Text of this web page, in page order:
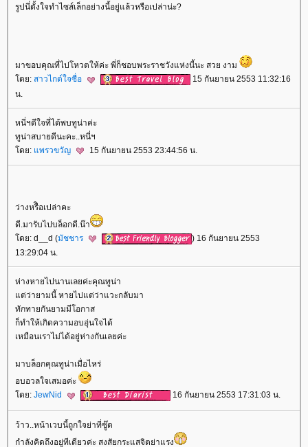
รูปนี่ตั้งใจทำไซส์เล็กอย่างนี้อยู่แล้วหรือเปล่าน่ะ?
มาขอบคุณที่ไปโหวตให้ค่ะ พี่ก็ชอบพระราชวังแห่งนี้นะ สวย งาม
ดย: สาวไกด์ใจซื่อ
15 กันยายน 2553 11:32:16
น.
หนี่ฯดีใจที่ได้พบทูน่าค่ะ
ทูน่าสบายดีนะคะ..หนี่ฯ
ดย: พรวขวัญ 15 กันยายน 2553 23:44:56 น.
ว่างหรืิอเปล่าคะ
ดี.มารับไปบล็อกดี.น๊า
ดย: d__d (มัชชาร
) 16 กันยายน 2553
13:29:04 น.
ห่างหายไปนานเลยค่ะคุณทูน่า
ต่ว่ายามนี้ หายไปแต่ว่าแวะกลับมา
ทักทายกันยามมีโอกาส
ก็ทำให้เกิดความอบอุ่นใจได้
เหมือนเราไม่ได้อยู่ห่างกันเลยค่ะ
มาบล็อกคุณทูน่าเมื่อไหร่
อบอวลใจเสมอค่ะ
ดย: JewNid 16 กันยายน 2553 17:31:03 น.
ว้าว..หน้าเวบนี้ถูกใจย่าที่ซู๊ด
กำลังคิดถึงอยู่ทีเดียวค่ะ สงสัยกระแสจิตย่าแรง